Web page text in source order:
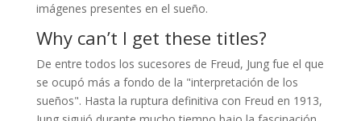
imágenes presentes en el sueño.
Why can’t I get these titles?
De entre todos los sucesores de Freud, Jung fue el que
se ocupó más a fondo de la "interpretación de los
sueños".​ Hasta la ruptura definitiva con Freud en 1913,